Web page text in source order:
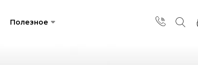
Полезное